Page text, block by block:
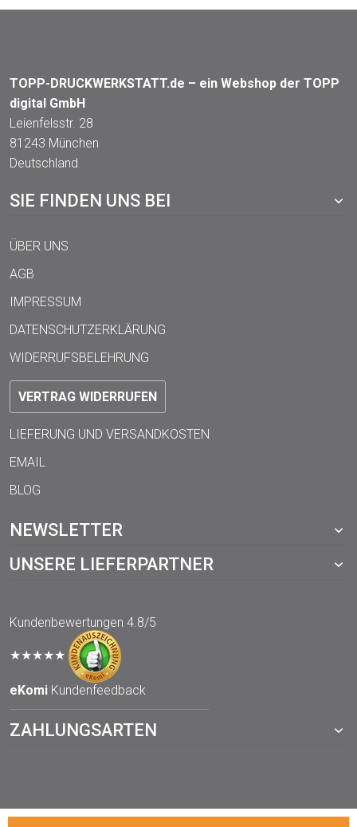
TOPP-DRUCKWERKSTATT.de – ein Webshop der TOPP
digital GmbH
Leienfelsstr. 28
81243 München
Deutschland
SIE FINDEN UNS BEI
ÜBER UNS
AGB
IMPRESSUM
DATENSCHUTZERKLÄRUNG
WIDERRUFSBELEHRUNG
VERTRAG WIDERRUFEN
LIEFERUNG UND VERSANDKOSTEN
EMAIL
BLOG
NEWSLETTER
UNSERE LIEFERPARTNER
Kundenbewertungen 4.8/5
★★★★★
eKomi Kundenfeedback
ZAHLUNGSARTEN